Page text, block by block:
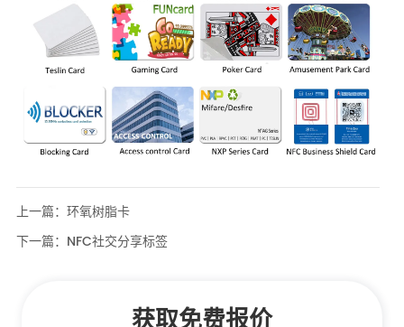
上一篇：环氧树脂卡
下一篇： NFC社交分享标签